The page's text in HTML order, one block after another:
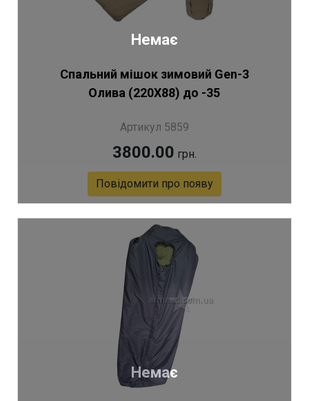
Немає
Спальний мішок зимовий Gen-3
Олива (220Х88) до -35
Артикул 5859
3800.00 грн.
Повідомити про появу
Немає